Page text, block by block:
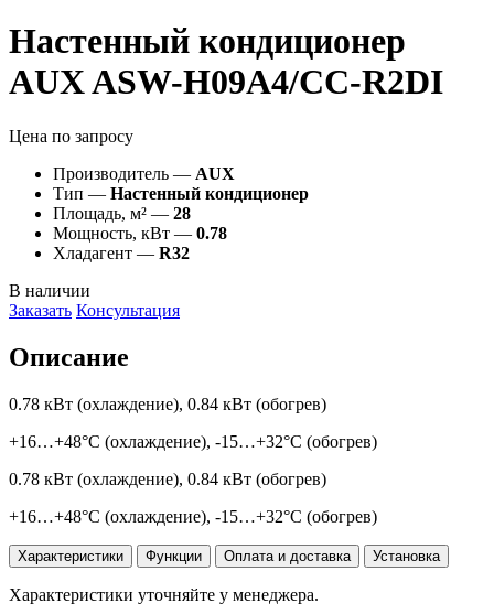
Настенный кондиционер
AUX ASW-H09A4/CС-R2DI
Цена по запросу
Производитель — AUX
Тип — Настенный кондиционер
Площадь, м² — 28
Мощность, кВт — 0.78
Хладагент — R32
В наличии
Заказать Консультация
Описание
0.78 кВт (охлаждение), 0.84 кВт (обогрев)
+16…+48°C (охлаждение), -15…+32°C (обогрев)
0.78 кВт (охлаждение), 0.84 кВт (обогрев)
+16…+48°C (охлаждение), -15…+32°C (обогрев)
Характеристики Функции Оплата и доставка Установка
Характеристики уточняйте у менеджера.